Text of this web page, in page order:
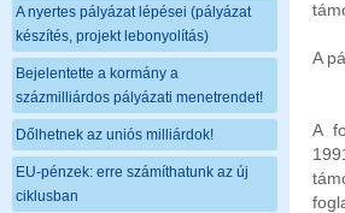
A nyertes pályázat lépései (pályázat
készítés, projekt lebonyolítás)
Bejelentette a kormány a
százmilliárdos pályázati menetrendet!
Dőlhetnek az uniós milliárdok!
EU-pénzek: erre számíthatunk az új
ciklusban
A
A